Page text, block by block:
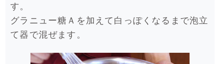
す。
グラニュー糖Ａを加えて白っぽくなるまで泡立
て器で混ぜます。